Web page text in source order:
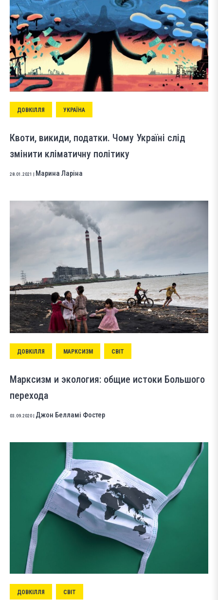
ДОВКІЛЛЯ УКРАЇНА
Квоти, викиди, податки. Чому Україні слід
змінити кліматичну політику
28.01.2021 Марина Ларіна
ДОВКІЛЛЯ МАРКСИЗМ СВІТ
Марксизм и экология: общие истоки Большого
перехода
03.09.2020 Джон Белламі Фостер
ДОВКІЛЛЯ СВІТ